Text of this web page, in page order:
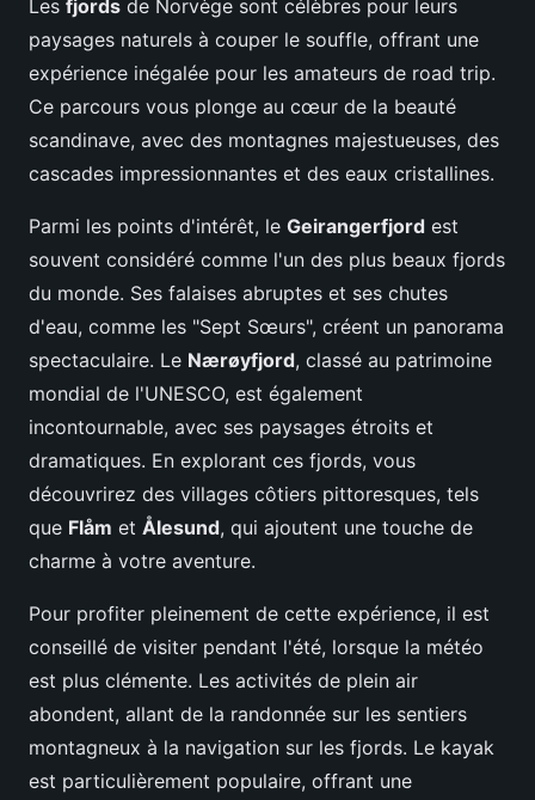
Les fjords de Norvège sont célèbres pour leurs
paysages naturels à couper le souffle, offrant une
expérience inégalée pour les amateurs de road trip.
Ce parcours vous plonge au cœur de la beauté
scandinave, avec des montagnes majestueuses, des
cascades impressionnantes et des eaux cristallines.
Parmi les points d'intérêt, le Geirangerfjord est
souvent considéré comme l'un des plus beaux fjords
du monde. Ses falaises abruptes et ses chutes
d'eau, comme les "Sept Sœurs", créent un panorama
spectaculaire. Le Nærøyfjord, classé au patrimoine
mondial de l'UNESCO, est également
incontournable, avec ses paysages étroits et
dramatiques. En explorant ces fjords, vous
découvrirez des villages côtiers pittoresques, tels
que Flåm et Ålesund, qui ajoutent une touche de
charme à votre aventure.
Pour profiter pleinement de cette expérience, il est
conseillé de visiter pendant l'été, lorsque la météo
est plus clémente. Les activités de plein air
abondent, allant de la randonnée sur les sentiers
montagneux à la navigation sur les fjords. Le kayak
est particulièrement populaire, offrant une